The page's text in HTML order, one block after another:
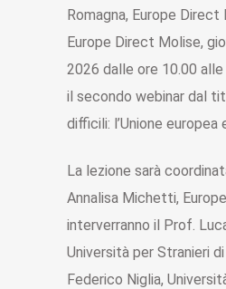
Romagna, Europe Direct
Europe Direct Molise,
2026 dalle ore 10.00
il secondo webinar dal
difficili: l’Unione europea
La lezione sarà
Annalisa Michetti,
interverranno il Prof.
Università per Stranieri
Federico Niglia,